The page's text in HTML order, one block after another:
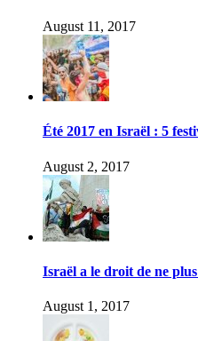
August 11, 2017
Été 2017 en Israël : 5
August 2, 2017
Israël a le droit de ne
August 1, 2017